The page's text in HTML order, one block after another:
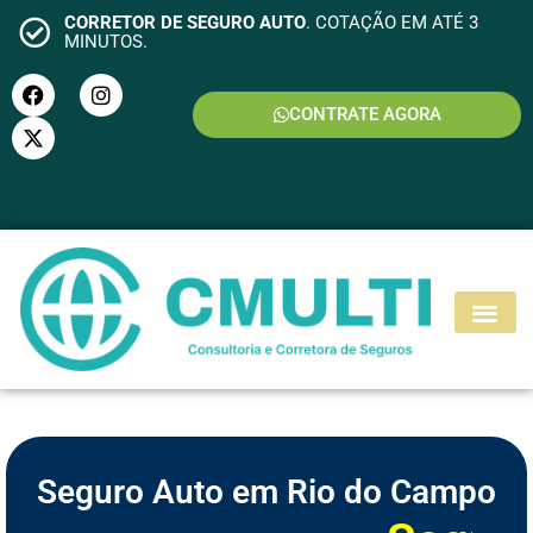
CORRETOR DE SEGURO AUTO. COTAÇÃO EM ATÉ 3
MINUTOS.
CONTRATE AGORA
SEGURO MOTO
Seguro Auto em Rio do Campo